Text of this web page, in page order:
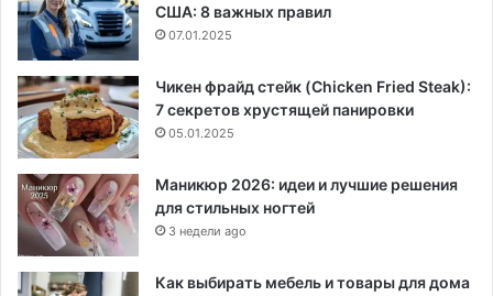
США: 8 важных правил
07.01.2025
Чикен фрайд стейк (Chicken Fried Steak):
7 секретов хрустящей панировки
05.01.2025
Маникюр 2026: идеи и лучшие решения
для стильных ногтей
3 недели ago
Как выбирать мебель и товары для дома